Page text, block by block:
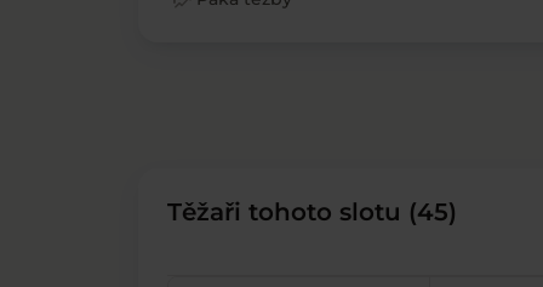
Těžaři tohoto slotu (45)